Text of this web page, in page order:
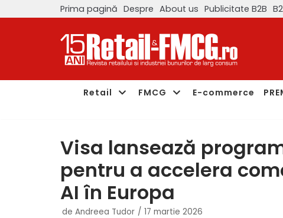
Prima pagină Despre About us Publicitate B2B
Retail FMCG E-commerce
Visa lansează
pentru a accelera
AI în Europa
de Andreea Tudor 17 martie 2026